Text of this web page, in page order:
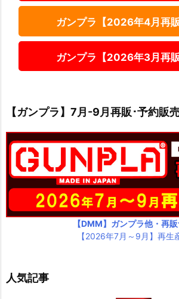
ガンプラ【2026年4月再
ガンプラ【2026年3月再
【ガンプラ】7月-9月再販･予約販
【DMM】ガンプラ他・再
【2026年7月～9月】再生
人気記事